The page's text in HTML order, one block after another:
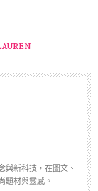
與新科技，在圖文、
題材與靈感。